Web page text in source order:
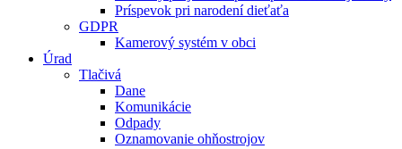
Príspevok pri narodení dieťaťa
GDPR
Kamerový systém v obci
Úrad
Tlačivá
Dane
Komunikácie
Odpady
Oznamovanie ohňostrojov